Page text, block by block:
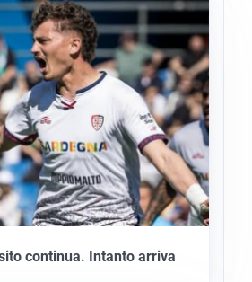
continua. Intanto arriva